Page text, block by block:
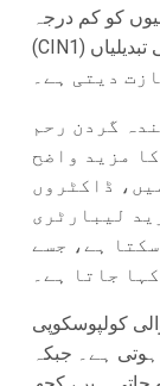
کو کم درجہ
(CIN1) یا اعلی درجہ کی تبدیلیاں (CIN2-3) کے طور پر
دیتی ہے۔
گردن رحم
مزید واضح
ڈاکٹروں
لیبارٹری
ہے، جسے
کہا جاتا ہے۔
رہنے والی کولپوسکوپی
ہے۔ جبکہ